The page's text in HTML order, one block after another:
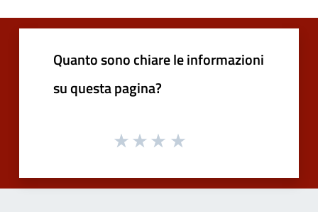
Quanto sono chiare le informazioni
su questa pagina?